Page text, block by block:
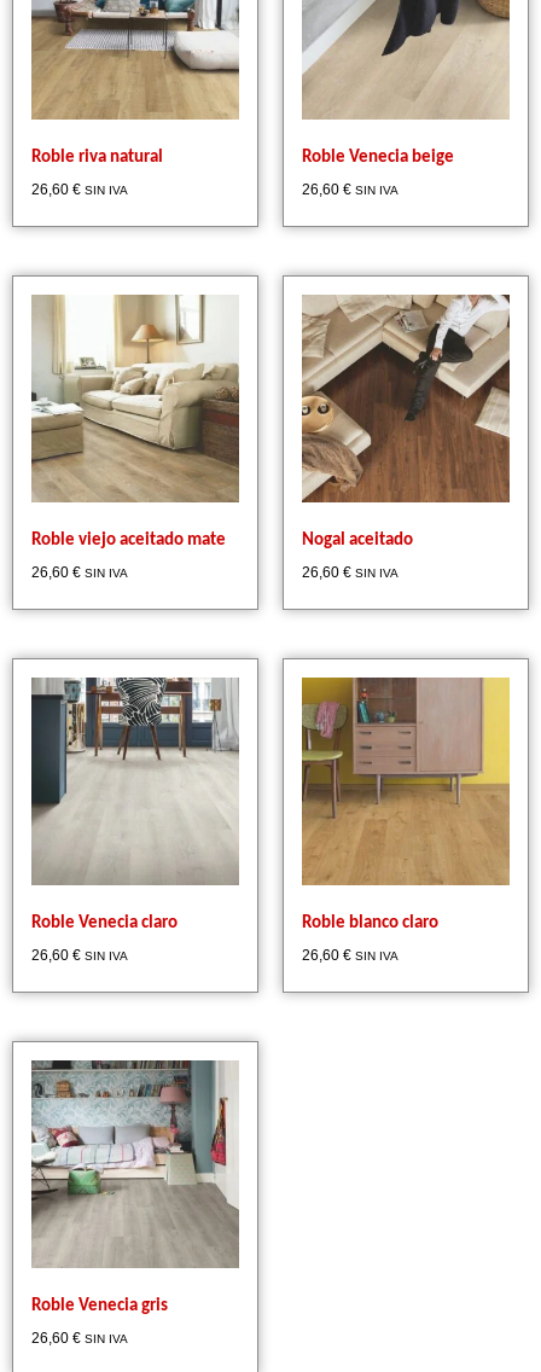
Roble riva natural
26,60 € SIN IVA
Roble Venecia beige
26,60 € SIN IVA
Roble viejo aceitado mate
26,60 € SIN IVA
Nogal aceitado
26,60 € SIN IVA
Roble Venecia claro
26,60 € SIN IVA
Roble blanco claro
26,60 € SIN IVA
Roble Venecia gris
26,60 € SIN IVA